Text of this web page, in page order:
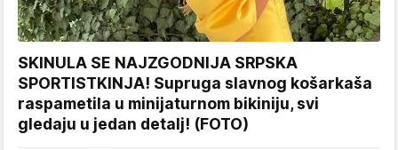
SKINULA SE NAJZGODNIJA SRPSKA
SPORTISTKINJA! Supruga slavnog košarkaša
raspametila u minijaturnom bikiniju, svi
gledaju u jedan detalj! (FOTO)